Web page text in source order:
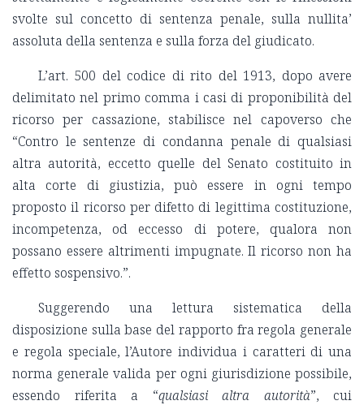
svolte sul concetto di sentenza penale, sulla nullita’
assoluta della sentenza e sulla forza del giudicato.
L’art. 500 del codice di rito del 1913, dopo avere
delimitato nel primo comma i casi di proponibilità del
ricorso per cassazione, stabilisce nel capoverso che
“Contro le sentenze di condanna penale di qualsiasi
altra autorità, eccetto quelle del Senato costituito in
alta corte di giustizia, può essere in ogni tempo
proposto il ricorso per difetto di legittima costituzione,
incompetenza, od eccesso di potere, qualora non
possano essere altrimenti impugnate. Il ricorso non ha
effetto sospensivo.”.
Suggerendo una lettura sistematica della
disposizione sulla base del rapporto fra regola generale
e regola speciale, l’Autore individua i caratteri di una
norma generale valida per ogni giurisdizione possibile,
essendo riferita a “qualsiasi altra autorità”, cui